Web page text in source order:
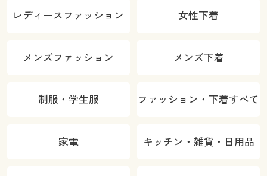
レディースファッション 女性下着
メンズファッション メンズ下着
制服・学生服 ファッション・下着すべて
家電 キッチン・雑貨・日用品